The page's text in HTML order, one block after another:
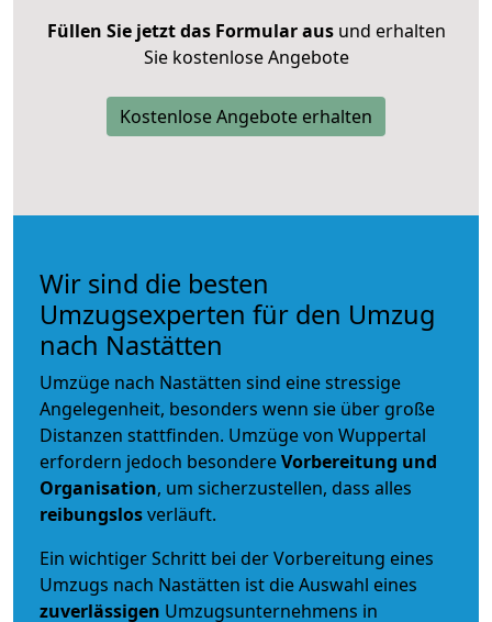
Füllen Sie jetzt das Formular ausund erhalten
Sie kostenlose Angebote
Kostenlose Angebote erhalten
Wir sind die besten
Umzugsexperten für den Umzug
nach Nastätten
Umzüge nach Nastätten sind eine stressige
Angelegenheit, besonders wenn sie über große
Distanzen stattfinden. Umzüge von Wuppertal
erfordern jedoch besondereVorbereitung und
Organisation, um sicherzustellen, dass alles
reibungslosverläuft.
Ein wichtiger Schritt bei der Vorbereitung eines
Umzugs nach Nastätten ist die Auswahl eines
zuverlässigen Umzugsunternehmens in